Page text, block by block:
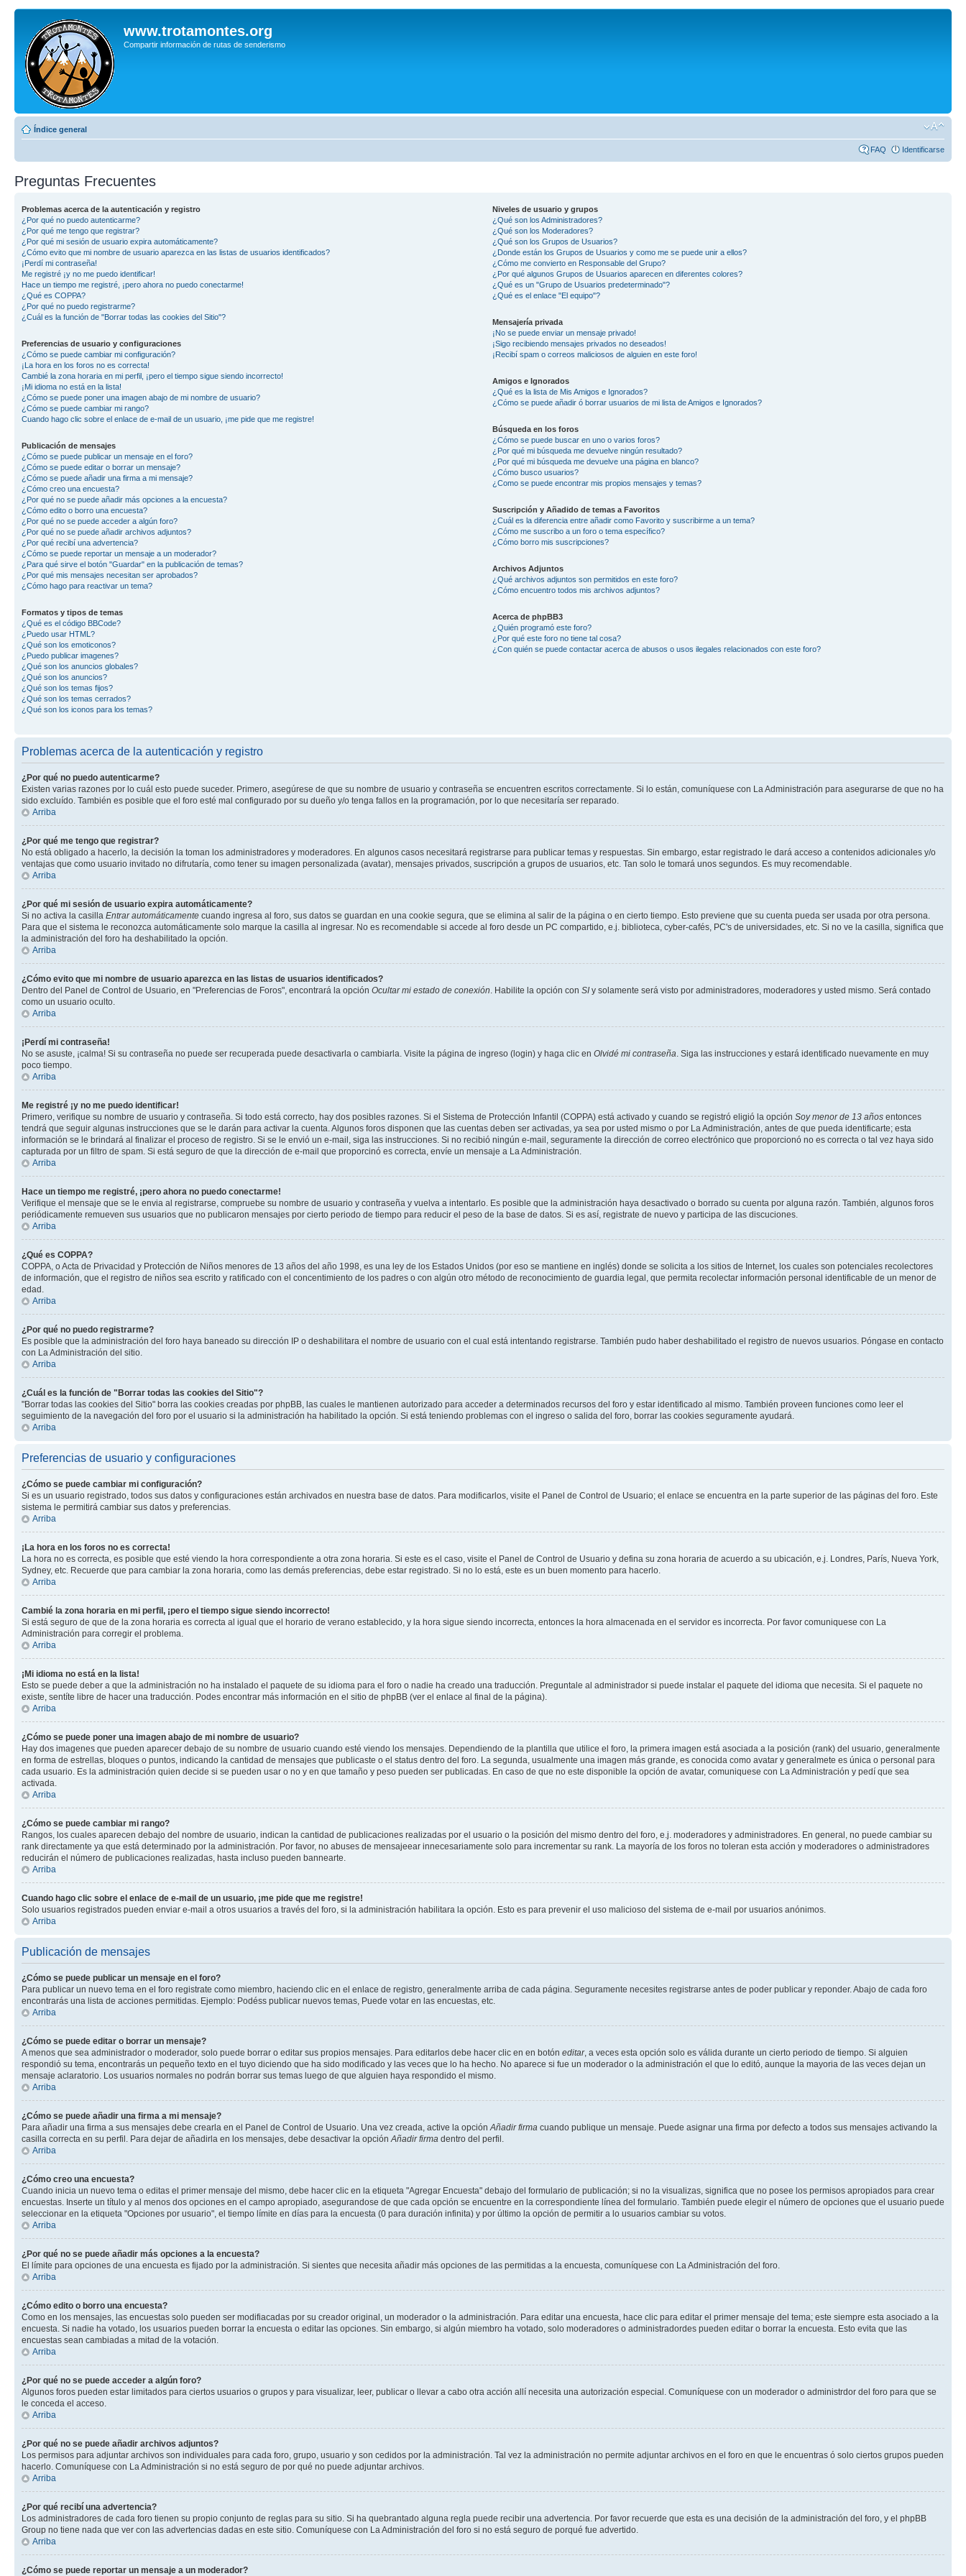
www.trotamontes.org
Compartir información de rutas de senderismo
Índice general
FAQ Identificarse
Preguntas Frecuentes
Problemas acerca de la autenticación y registro
¿Por qué no puedo autenticarme?
¿Por qué me tengo que registrar?
¿Por qué mi sesión de usuario expira automáticamente?
¿Cómo evito que mi nombre de usuario aparezca en las listas de usuarios identificados?
¡Perdí mi contraseña!
Me registré ¡y no me puedo identificar!
Hace un tiempo me registré, ¡pero ahora no puedo conectarme!
¿Qué es COPPA?
¿Por qué no puedo registrarme?
¿Cuál es la función de "Borrar todas las cookies del Sitio"?
Preferencias de usuario y configuraciones
¿Cómo se puede cambiar mi configuración?
¡La hora en los foros no es correcta!
Cambié la zona horaria en mi perfil, ¡pero el tiempo sigue siendo incorrecto!
¡Mi idioma no está en la lista!
¿Cómo se puede poner una imagen abajo de mi nombre de usuario?
¿Cómo se puede cambiar mi rango?
Cuando hago clic sobre el enlace de e-mail de un usuario, ¡me pide que me registre!
Publicación de mensajes
¿Cómo se puede publicar un mensaje en el foro?
¿Cómo se puede editar o borrar un mensaje?
¿Cómo se puede añadir una firma a mi mensaje?
¿Cómo creo una encuesta?
¿Por qué no se puede añadir más opciones a la encuesta?
¿Cómo edito o borro una encuesta?
¿Por qué no se puede acceder a algún foro?
¿Por qué no se puede añadir archivos adjuntos?
¿Por qué recibí una advertencia?
¿Cómo se puede reportar un mensaje a un moderador?
¿Para qué sirve el botón "Guardar" en la publicación de temas?
¿Por qué mis mensajes necesitan ser aprobados?
¿Cómo hago para reactivar un tema?
Formatos y tipos de temas
¿Qué es el código BBCode?
¿Puedo usar HTML?
¿Qué son los emoticonos?
¿Puedo publicar imagenes?
¿Qué son los anuncios globales?
¿Qué son los anuncios?
¿Qué son los temas fijos?
¿Qué son los temas cerrados?
¿Qué son los iconos para los temas?
Niveles de usuario y grupos
¿Qué son los Administradores?
¿Qué son los Moderadores?
¿Qué son los Grupos de Usuarios?
¿Donde están los Grupos de Usuarios y como me se puede unir a ellos?
¿Cómo me convierto en Responsable del Grupo?
¿Por qué algunos Grupos de Usuarios aparecen en diferentes colores?
¿Qué es un "Grupo de Usuarios predeterminado"?
¿Qué es el enlace "El equipo"?
Mensajería privada
¡No se puede enviar un mensaje privado!
¡Sigo recibiendo mensajes privados no deseados!
¡Recibí spam o correos maliciosos de alguien en este foro!
Amigos e Ignorados
¿Qué es la lista de Mis Amigos e Ignorados?
¿Cómo se puede añadir ó borrar usuarios de mi lista de Amigos e Ignorados?
Búsqueda en los foros
¿Cómo se puede buscar en uno o varios foros?
¿Por qué mi búsqueda me devuelve ningún resultado?
¿Por qué mi búsqueda me devuelve una página en blanco?
¿Cómo busco usuarios?
¿Como se puede encontrar mis propios mensajes y temas?
Suscripción y Añadido de temas a Favoritos
¿Cuál es la diferencia entre añadir como Favorito y suscribirme a un tema?
¿Cómo me suscribo a un foro o tema específico?
¿Cómo borro mis suscripciones?
Archivos Adjuntos
¿Qué archivos adjuntos son permitidos en este foro?
¿Cómo encuentro todos mis archivos adjuntos?
Acerca de phpBB3
¿Quién programó este foro?
¿Por qué este foro no tiene tal cosa?
¿Con quién se puede contactar acerca de abusos o usos ilegales relacionados con este foro?
Problemas acerca de la autenticación y registro
¿Por qué no puedo autenticarme?
Existen varias razones por lo cuál esto puede suceder. Primero, asegúrese de que su nombre de usuario y contraseña se encuentren escritos correctamente. Si lo están, comuníquese con La Administración para asegurarse de que no ha
sido excluído. También es posible que el foro esté mal configurado por su dueño y/o tenga fallos en la programación, por lo que necesitaría ser reparado.
Arriba
¿Por qué me tengo que registrar?
No está obligado a hacerlo, la decisión la toman los administradores y moderadores. En algunos casos necesitará registrarse para publicar temas y respuestas. Sin embargo, estar registrado le dará acceso a contenidos adicionales y/o
ventajas que como usuario invitado no difrutaría, como tener su imagen personalizada (avatar), mensajes privados, suscripción a grupos de usuarios, etc. Tan solo le tomará unos segundos. Es muy recomendable.
Arriba
¿Por qué mi sesión de usuario expira automáticamente?
Si no activa la casilla Entrar automáticamente cuando ingresa al foro, sus datos se guardan en una cookie segura, que se elimina al salir de la página o en cierto tiempo. Esto previene que su cuenta pueda ser usada por otra persona.
Para que el sistema le reconozca automáticamente solo marque la casilla al ingresar. No es recomendable si accede al foro desde un PC compartido, e.j. biblioteca, cyber-cafés, PC's de universidades, etc. Si no ve la casilla, significa que
la administración del foro ha deshabilitado la opción.
Arriba
¿Cómo evito que mi nombre de usuario aparezca en las listas de usuarios identificados?
Dentro del Panel de Control de Usuario, en "Preferencias de Foros", encontrará la opción Ocultar mi estado de conexión. Habilite la opción con SI y solamente será visto por administradores, moderadores y usted mismo. Será contado
como un usuario oculto.
Arriba
¡Perdí mi contraseña!
No se asuste, ¡calma! Si su contraseña no puede ser recuperada puede desactivarla o cambiarla. Visite la página de ingreso (login) y haga clic en Olvidé mi contraseña. Siga las instrucciones y estará identificado nuevamente en muy
poco tiempo.
Arriba
Me registré ¡y no me puedo identificar!
Primero, verifique su nombre de usuario y contraseña. Si todo está correcto, hay dos posibles razones. Si el Sistema de Protección Infantil (COPPA) está activado y cuando se registró eligió la opción Soy menor de 13 años entonces
tendrá que seguir algunas instrucciones que se le darán para activar la cuenta. Algunos foros disponen que las cuentas deben ser activadas, ya sea por usted mismo o por La Administración, antes de que pueda identificarte; esta
información se le brindará al finalizar el proceso de registro. Si se le envió un e-mail, siga las instrucciones. Si no recibió ningún e-mail, seguramente la dirección de correo electrónico que proporcionó no es correcta o tal vez haya sido
capturada por un filtro de spam. Si está seguro de que la dirección de e-mail que proporcinó es correcta, envíe un mensaje a La Administración.
Arriba
Hace un tiempo me registré, ¡pero ahora no puedo conectarme!
Verifique el mensaje que se le envia al registrarse, compruebe su nombre de usuario y contraseña y vuelva a intentarlo. Es posible que la administración haya desactivado o borrado su cuenta por alguna razón. También, algunos foros
periódicamente remueven sus usuarios que no publicaron mensajes por cierto periodo de tiempo para reducir el peso de la base de datos. Si es así, registrate de nuevo y participa de las discuciones.
Arriba
¿Qué es COPPA?
COPPA, o Acta de Privacidad y Protección de Niños menores de 13 años del año 1998, es una ley de los Estados Unidos (por eso se mantiene en inglés) donde se solicita a los sitios de Internet, los cuales son potenciales recolectores
de información, que el registro de niños sea escrito y ratificado con el concentimiento de los padres o con algún otro método de reconocimiento de guardia legal, que permita recolectar información personal identificable de un menor de
edad.
Arriba
¿Por qué no puedo registrarme?
Es posible que la administración del foro haya baneado su dirección IP o deshabilitara el nombre de usuario con el cual está intentando registrarse. También pudo haber deshabilitado el registro de nuevos usuarios. Póngase en contacto
con La Administración del sitio.
Arriba
¿Cuál es la función de "Borrar todas las cookies del Sitio"?
"Borrar todas las cookies del Sitio" borra las cookies creadas por phpBB, las cuales le mantienen autorizado para acceder a determinados recursos del foro y estar identificado al mismo. También proveen funciones como leer el
seguimiento de la navegación del foro por el usuario si la administración ha habilitado la opción. Si está teniendo problemas con el ingreso o salida del foro, borrar las cookies seguramente ayudará.
Arriba
Preferencias de usuario y configuraciones
¿Cómo se puede cambiar mi configuración?
Si es un usuario registrado, todos sus datos y configuraciones están archivados en nuestra base de datos. Para modificarlos, visite el Panel de Control de Usuario; el enlace se encuentra en la parte superior de las páginas del foro. Este
sistema le permitirá cambiar sus datos y preferencias.
Arriba
¡La hora en los foros no es correcta!
La hora no es correcta, es posible que esté viendo la hora correspondiente a otra zona horaria. Si este es el caso, visite el Panel de Control de Usuario y defina su zona horaria de acuerdo a su ubicación, e.j. Londres, París, Nueva York,
Sydney, etc. Recuerde que para cambiar la zona horaria, como las demás preferencias, debe estar registrado. Si no lo está, este es un buen momento para hacerlo.
Arriba
Cambié la zona horaria en mi perfil, ¡pero el tiempo sigue siendo incorrecto!
Si está seguro de que de la zona horaria es correcta al igual que el horario de verano establecido, y la hora sigue siendo incorrecta, entonces la hora almacenada en el servidor es incorrecta. Por favor comuniquese con La
Administración para corregir el problema.
Arriba
¡Mi idioma no está en la lista!
Esto se puede deber a que la administración no ha instalado el paquete de su idioma para el foro o nadie ha creado una traducción. Preguntale al administrador si puede instalar el paquete del idioma que necesita. Si el paquete no
existe, sentíte libre de hacer una traducción. Podes encontrar más información en el sitio de phpBB (ver el enlace al final de la página).
Arriba
¿Cómo se puede poner una imagen abajo de mi nombre de usuario?
Hay dos imagenes que pueden aparecer debajo de su nombre de usuario cuando esté viendo los mensajes. Dependiendo de la plantilla que utilice el foro, la primera imagen está asociada a la posición (rank) del usuario, generalmente
en forma de estrellas, bloques o puntos, indicando la cantidad de mensajes que publicaste o el status dentro del foro. La segunda, usualmente una imagen más grande, es conocida como avatar y generalmete es única o personal para
cada usuario. Es la administración quien decide si se pueden usar o no y en que tamaño y peso pueden ser publicadas. En caso de que no este disponible la opción de avatar, comuniquese con La Administración y pedí que sea
activada.
Arriba
¿Cómo se puede cambiar mi rango?
Rangos, los cuales aparecen debajo del nombre de usuario, indican la cantidad de publicaciones realizadas por el usuario o la posición del mismo dentro del foro, e.j. moderadores y administradores. En general, no puede cambiar su
rank directamente ya que está determinado por la administración. Por favor, no abuses de mensajeear innecesariamente solo para incrementar su rank. La mayoría de los foros no toleran esta acción y moderadores o administradores
reducirán el número de publicaciones realizadas, hasta incluso pueden bannearte.
Arriba
Cuando hago clic sobre el enlace de e-mail de un usuario, ¡me pide que me registre!
Solo usuarios registrados pueden enviar e-mail a otros usuarios a través del foro, si la administración habilitara la opción. Esto es para prevenir el uso malicioso del sistema de e-mail por usuarios anónimos.
Arriba
Publicación de mensajes
¿Cómo se puede publicar un mensaje en el foro?
Para publicar un nuevo tema en el foro registrate como miembro, haciendo clic en el enlace de registro, generalmente arriba de cada página. Seguramente necesites registrarse antes de poder publicar y reponder. Abajo de cada foro
encontrarás una lista de acciones permitidas. Ejemplo: Podéss publicar nuevos temas, Puede votar en las encuestas, etc.
Arriba
¿Cómo se puede editar o borrar un mensaje?
A menos que sea administrador o moderador, solo puede borrar o editar sus propios mensajes. Para editarlos debe hacer clic en en botón editar, a veces esta opción solo es válida durante un cierto periodo de tiempo. Si alguien
respondió su tema, encontrarás un pequeño texto en el tuyo diciendo que ha sido modificado y las veces que lo ha hecho. No aparece si fue un moderador o la administración el que lo editó, aunque la mayoria de las veces dejan un
mensaje aclaratorio. Los usuarios normales no podrán borrar sus temas luego de que alguien haya respondido el mismo.
Arriba
¿Cómo se puede añadir una firma a mi mensaje?
Para añadir una firma a sus mensajes debe crearla en el Panel de Control de Usuario. Una vez creada, active la opciónAñadir firma cuando publique un mensaje. Puede asignar una firma por defecto a todos sus mensajes activando la
casilla correcta en su perfil. Para dejar de añadirla en los mensajes, debe desactivar la opciónAñadir firma dentro del perfil.
Arriba
¿Cómo creo una encuesta?
Cuando inicia un nuevo tema o editas el primer mensaje del mismo, debe hacer clic en la etiqueta "Agregar Encuesta" debajo del formulario de publicación; si no la visualizas, significa que no posee los permisos apropiados para crear
encuestas. Inserte un título y al menos dos opciones en el campo apropiado, asegurandose de que cada opción se encuentre en la correspondiente línea del formulario. También puede elegir el número de opciones que el usuario puede
seleccionar en la etiqueta "Opciones por usuario", el tiempo límite en días para la encuesta (0 para duración infinita) y por último la opción de permitir a lo usuarios cambiar su votos.
Arriba
¿Por qué no se puede añadir más opciones a la encuesta?
El límite para opciones de una encuesta es fijado por la administración. Si sientes que necesita añadir más opciones de las permitidas a la encuesta, comuníquese con La Administración del foro.
Arriba
¿Cómo edito o borro una encuesta?
Como en los mensajes, las encuestas solo pueden ser modifiacadas por su creador original, un moderador o la administración. Para editar una encuesta, hace clic para editar el primer mensaje del tema; este siempre esta asociado a la
encuesta. Si nadie ha votado, los usuarios pueden borrar la encuesta o editar las opciones. Sin embargo, si algún miembro ha votado, solo moderadores o administradordes pueden editar o borrar la encuesta. Esto evita que las
encuestas sean cambiadas a mitad de la votación.
Arriba
¿Por qué no se puede acceder a algún foro?
Algunos foros pueden estar limitados para ciertos usuarios o grupos y para visualizar, leer, publicar o llevar a cabo otra acción allí necesita una autorización especial. Comuníquese con un moderador o administrdor del foro para que se
le conceda el acceso.
Arriba
¿Por qué no se puede añadir archivos adjuntos?
Los permisos para adjuntar archivos son individuales para cada foro, grupo, usuario y son cedidos por la administración. Tal vez la administración no permite adjuntar archivos en el foro en que le encuentras ó solo ciertos grupos pueden
hacerlo. Comuníquese con La Administración si no está seguro de por qué no puede adjuntar archivos.
Arriba
¿Por qué recibí una advertencia?
Los administradores de cada foro tienen su propio conjunto de reglas para su sitio. Si ha quebrantado alguna regla puede recibir una advertencia. Por favor recuerde que esta es una decisión de la administración del foro, y el phpBB
Group no tiene nada que ver con las advertencias dadas en este sitio. Comuníquese con La Administración del foro si no está seguro de porqué fue advertido.
Arriba
¿Cómo se puede reportar un mensaje a un moderador?